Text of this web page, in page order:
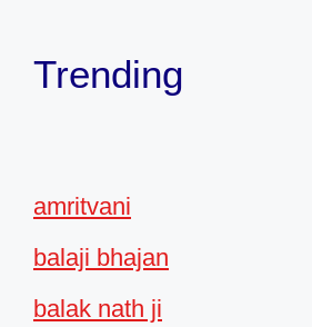
Trending
amritvani
balaji bhajan
balak nath ji